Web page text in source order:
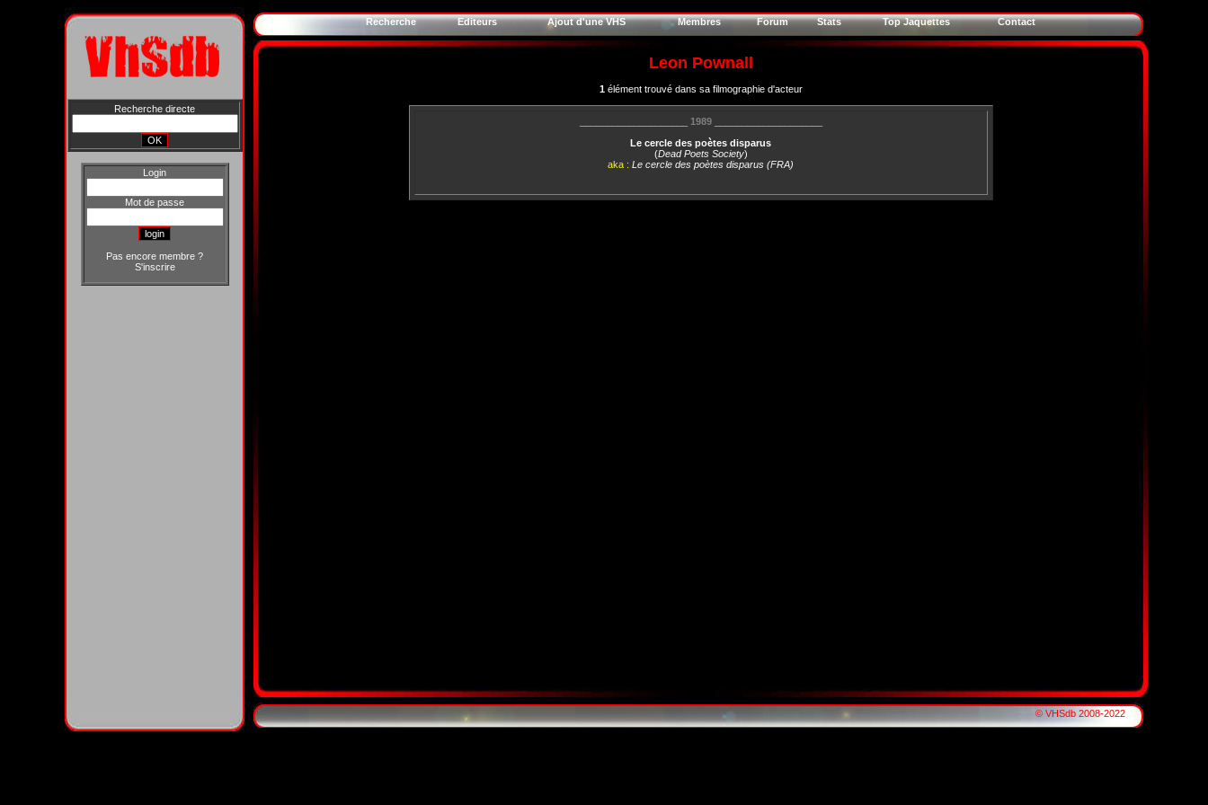
Recherche directe
Login
Mot de passe
Pas encore membre ?
S'inscrire
Recherche Editeurs Ajout d'une VHS Membres Forum Stats Top Jaquettes Contact
Leon Pownall
1élément trouvé dans sa filmographie d'acteur
1989____________________
Le cercle des poètes disparus
(Dead Poets Society)
aka : Le cercle des poètes disparus (FRA)
© VHSdb 2008-2022